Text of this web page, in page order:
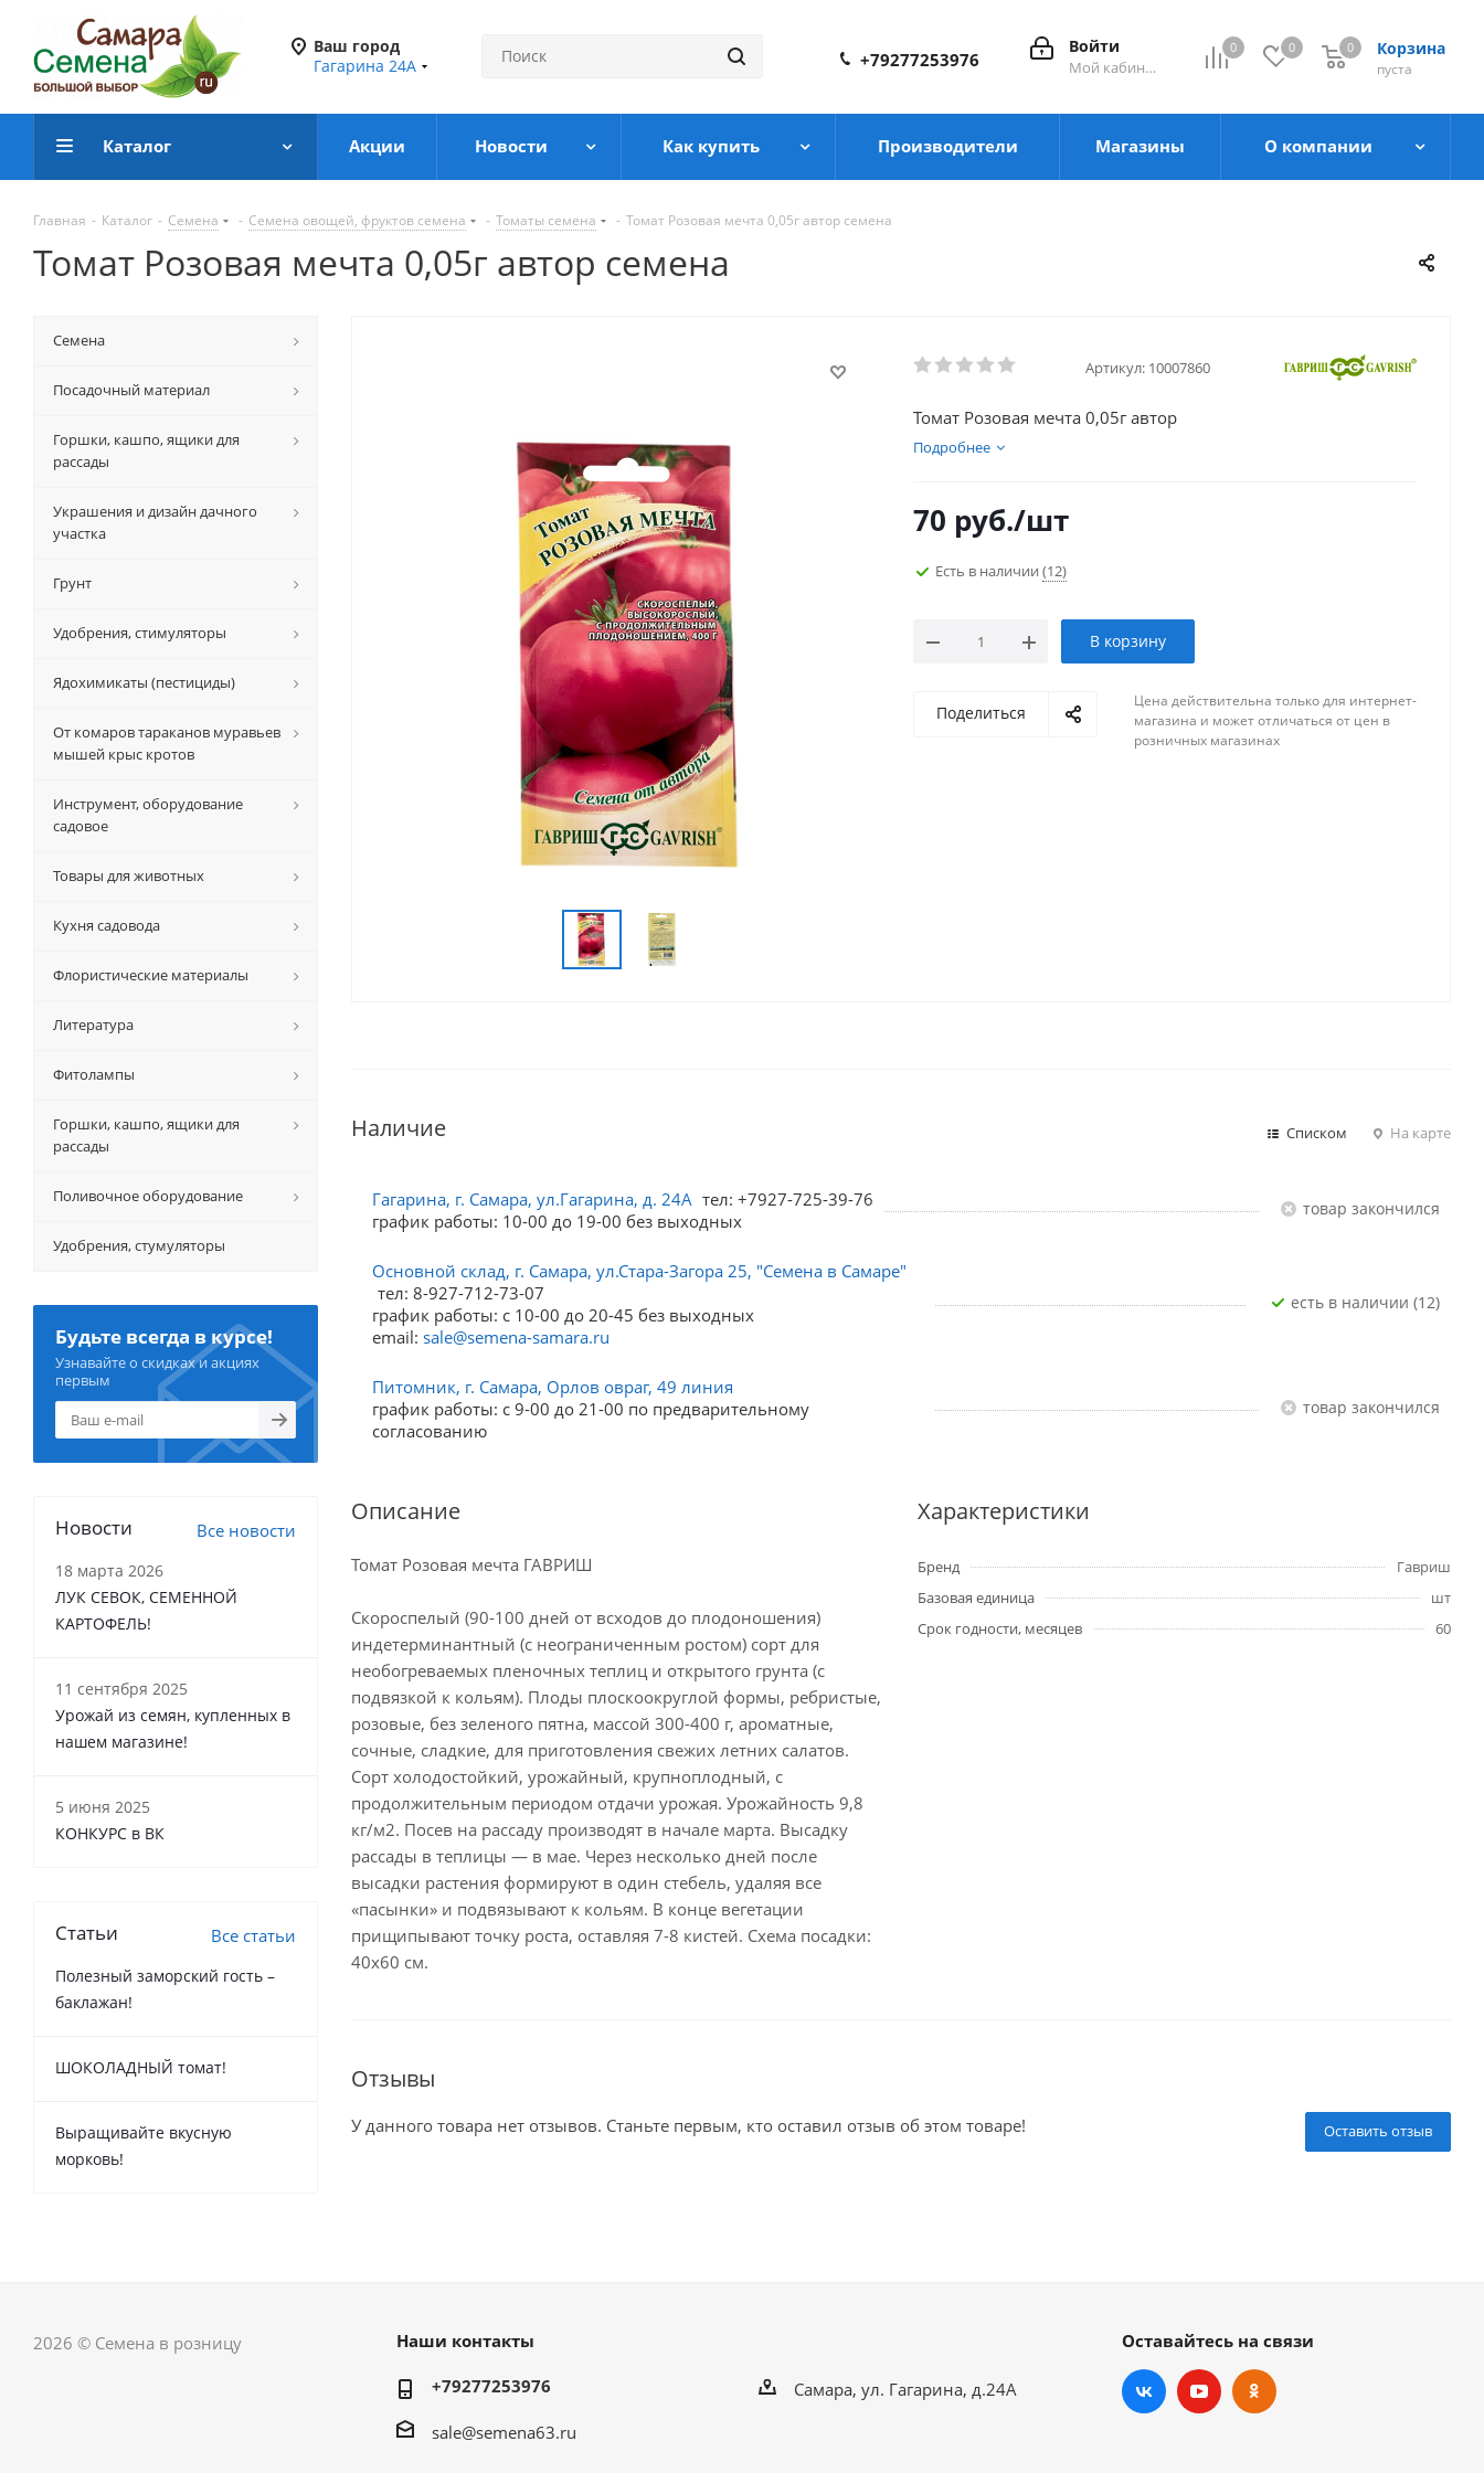
Ваш город
Гагарина 24А
0 0 Корзина
0
пуста
0
Войти
Мой кабинет
+79277253976
Каталог Акции Новости Как купить Производители Магазины О компании
Главная - Каталог - Семена - Семена овощей, фруктов семена - Томаты семена - Томат Розовая мечта 0,05г автор семена
Томат Розовая мечта 0,05г автор семена
Артикул: 10007860
Томат Розовая мечта 0,05г автор
Подробнее
70 руб./шт
Есть в наличии (12)
В корзину
Поделиться
Цена действительна только для интернет-
магазина и может отличаться от цен в
розничных магазинах
Наличие Списком На карте
Гагарина, г. Самара, ул.Гагарина, д. 24А тел: +7927-725-39-76
график работы: 10-00 до 19-00 без выходных
Товар закончился
Основной склад, г. Самара, ул.Стара-Загора 25, "Семена в Самаре"
тел: 8-927-712-73-07
график работы: с 10-00 до 20-45 без выходных
email: sale@semena-samara.ru
Есть в наличии (12)
Питомник, г. Самара, Орлов овраг, 49 линия
график работы: с 9-00 до 21-00 по предварительному
согласованию
Товар закончился
Описание
Томат Розовая мечта ГАВРИШ
Скороспелый (90-100 дней от всходов до плодоношения)
индетерминантный (с неограниченным ростом) сорт для
необогреваемых пленочных теплиц и открытого грунта (с
подвязкой к кольям). Плоды плоскоокруглой формы, ребристые,
розовые, без зеленого пятна, массой 300-400 г, ароматные,
сочные, сладкие, для приготовления свежих летних салатов.
Сорт холодостойкий, урожайный, крупноплодный, с
продолжительным периодом отдачи урожая. Урожайность 9,8
кг/м2. Посев на рассаду производят в начале марта. Высадку
рассады в теплицы — в мае. Через несколько дней после
высадки растения формируют в один стебель, удаляя все
«пасынки» и подвязывают к кольям. В конце вегетации
прищипывают точку роста, оставляя 7-8 кистей. Схема посадки:
40х60 см.
Характеристики
Бренд
Гавриш
Базовая единица
шт
Срок годности, месяцев
60
Отзывы
Оставить отзыв
У данного товара нет отзывов. Станьте первым, кто оставил отзыв об этом товаре!
Семена
Посадочный материал
Горшки, кашпо, ящики для
рассады
Украшения и дизайн дачного
участка
Грунт
Удобрения, стимуляторы
Ядохимикаты (пестициды)
От комаров тараканов муравьев
мышей крыс кротов
Инструмент, оборудование
садовое
Товары для животных
Кухня садовода
Флористические материалы
Литература
Фитолампы
Горшки, кашпо, ящики для
рассады
Поливочное оборудование
Удобрения, стумуляторы
Будьте всегда в курсе!
Узнавайте о скидках и акциях
первым
Новости Все новости
18 марта 2026
ЛУК СЕВОК, СЕМЕННОЙ
КАРТОФЕЛЬ!
11 сентября 2025
Урожай из семян, купленных в
нашем магазине!
5 июня 2025
КОНКУРС в ВК
Статьи Все статьи
Полезный заморский гость –
баклажан!
ШОКОЛАДНЫЙ томат!
Выращивайте вкусную
морковь!
2026 © Семена в розницу Наши контакты
+79277253976
sale@semena63.ru
Самара, ул. Гагарина, д.24А
Оставайтесь на связи